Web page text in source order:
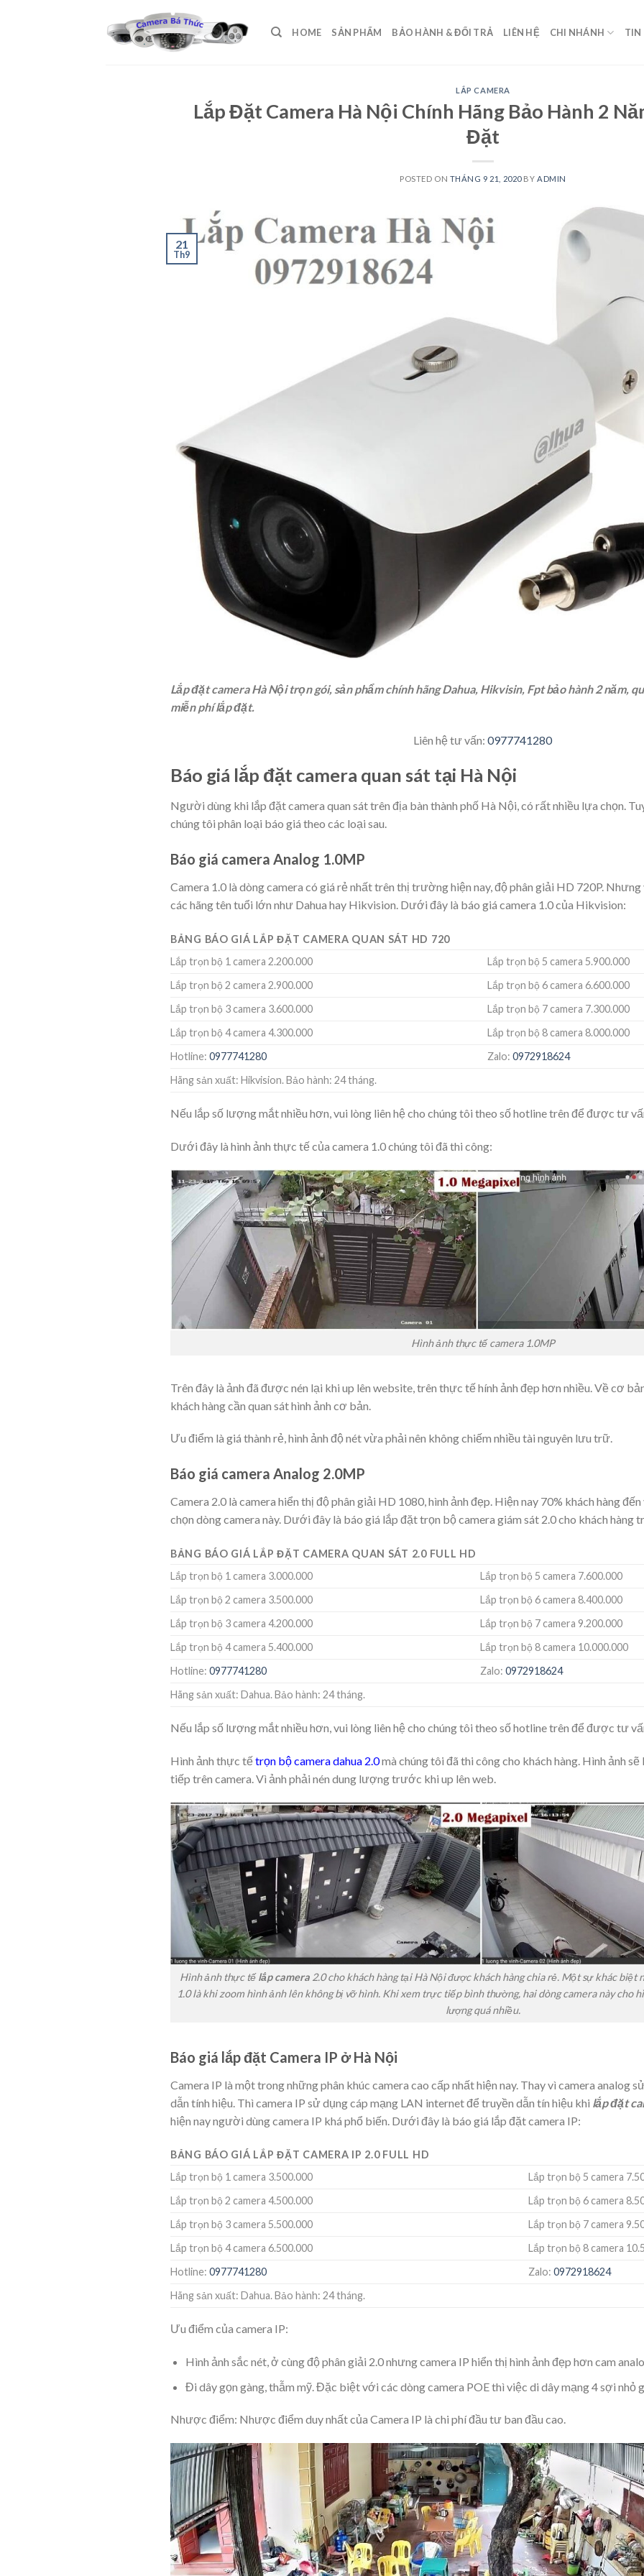
HOME SẢN PHẨM BẢO HÀNH & ĐỔI TRẢ LIÊN HỆ CHI NHÁNH TIN
LẮP CAMERA
Lắp Đặt Camera Hà Nội Chính Hãng Bảo Hành 2
Đặt
POSTED ON THÁNG 9 21, 2020BY ADMIN
21
Th9
Lắp đặt camera Hà Nội trọn gói, sản phẩm chính hãng Dahua, Hikvisin, Fpt bảo hành 2 năm,
miễn phí lắp đặt.
Liên hệ tư vấn:0977741280
Báo giá lắp đặt camera quan sát tại Hà Nội
Người dùng khi lắp đặt camera quan sát trên địa bàn thành phố Hà Nội, có rất nhiều lựa chọn.
chúng tôi phân loại báo giá theo các loại sau.
Báo giá camera Analog 1.0MP
Camera 1.0 là dòng camera có giá rẻ nhất trên thị trường hiện nay, độ phân giải HD 720P. Nhưng
các hãng tên tuổi lớn như Dahua hay Hikvision. Dưới đây là báo giá camera 1.0 của Hikvision:
BẢNG BÁO GIÁ LẮP ĐẶT CAMERA QUAN SÁT HD 720
Lắp trọn bộ 1 camera 2.200.000
Lắp trọn bộ 5 camera 5.900.000
Lắp trọn bộ 2 camera 2.900.000
Lắp trọn bộ 6 camera 6.600.000
Lắp trọn bộ 3 camera 3.600.000
Lắp trọn bộ 7 camera 7.300.000
Lắp trọn bộ 4 camera 4.300.000
Lắp trọn bộ 8 camera 8.000.000
Hotline: 0977741280 Zalo:0972918624
Hãng sản xuất: Hikvision. Bảo hành: 24 tháng.
Nếu lắp số lượng mắt nhiều hơn, vui lòng liên hệ cho chúng tôi theo số hotline trên để được tư
Dưới đây là hình ảnh thực tế của camera 1.0 chúng tôi đã thi công:
Hình ảnh thực tế camera 1.0MP
Trên đây là ảnh đã được nén lại khi up lên website, trên thực tế hính ảnh đẹp hơn nhiều. Về cơ
khách hàng cần quan sát hình ảnh cơ bản.
Ưu điểm là giá thành rẻ, hình ảnh độ nét vừa phải nên không chiếm nhiều tài nguyên lưu trữ.
Báo giá camera Analog 2.0MP
Camera 2.0 là camera hiển thị độ phân giải HD 1080, hình ảnh đẹp. Hiện nay 70% khách hàng
chọn dòng camera này. Dưới đây là báo giá lắp đặt trọn bộ camera giám sát 2.0 cho khách hàng
BẢNG BÁO GIÁ LẮP ĐẶT CAMERA QUAN SÁT 2.0 FULL HD
Lắp trọn bộ 1 camera 3.000.000
Lắp trọn bộ 5 camera 7.600.000
Lắp trọn bộ 2 camera 3.500.000
Lắp trọn bộ 6 camera 8.400.000
Lắp trọn bộ 3 camera 4.200.000
Lắp trọn bộ 7 camera 9.200.000
Lắp trọn bộ 4 camera 5.400.000
Lắp trọn bộ 8 camera 10.000.000
Hotline: 0977741280 Zalo:0972918624
Hãng sản xuất: Dahua. Bảo hành: 24 tháng.
Nếu lắp số lượng mắt nhiều hơn, vui lòng liên hệ cho chúng tôi theo số hotline trên để được tư
Hình ảnh thực tếtrọn bộ camera dahua 2.0mà chúng tôi đã thi công cho khách hàng. Hình ảnh
tiếp trên camera. Vì ảnh phải nén dung lượng trước khi up lên web.
Hình ảnh thực tếlắp camera 2.0 cho khách hàng tại Hà Nội được khách hàng chia rẻ. Một sự khác biệt
1.0 là khi zoom hình ảnh lên không bị vỡ hình. Khi xem trực tiếp bình thường, hai dòng camera này cho
lượng quá nhiều.
Báo giá lắp đặt Camera IP ở Hà Nội
Camera IP là một trong những phân khúc camera cao cấp nhất hiện nay. Thay vì camera analog
dẫn tính hiệu. Thì camera IP sử dụng cáp mạng LAN internet để truyền dẫn tín hiệu khi lắp đặt
hiện nay người dùng camera IP khá phổ biến. Dưới đây là báo giá lắp đặt camera IP:
BẢNG BÁO GIÁ LẮP ĐẶT CAMERA IP 2.0 FULL HD
Lắp trọn bộ 1 camera 3.500.000
Lắp trọn bộ 5 camera
Lắp trọn bộ 2 camera 4.500.000
Lắp trọn bộ 6 camera
Lắp trọn bộ 3 camera 5.500.000
Lắp trọn bộ 7 camera
Lắp trọn bộ 4 camera 6.500.000
Lắp trọn bộ 8 camera
Hotline: 0977741280 Zalo:0972918624
Hãng sản xuất: Dahua. Bảo hành: 24 tháng.
Ưu điểm của camera IP:
Hình ảnh sắc nét, ở cùng độ phân giải 2.0 nhưng camera IP hiển thị hình ảnh đẹp hơn cam
Đi dây gọn gàng, thẫm mỹ. Đặc biệt với các dòng camera POE thì việc di dây mạng 4 sợi nhỏ
Nhược điểm: Nhược điểm duy nhất của Camera IP là chi phí đầu tư ban đầu cao.